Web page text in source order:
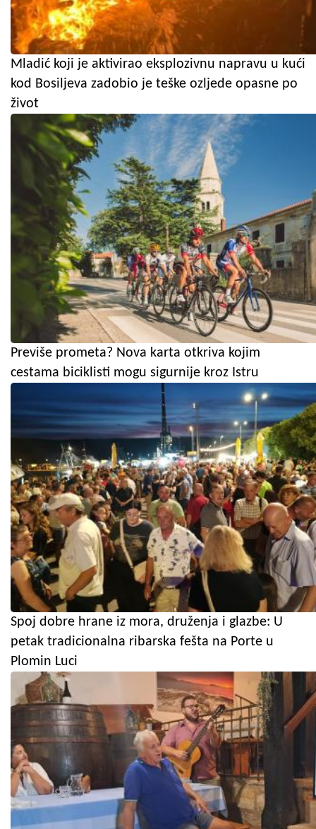
Mladić koji je aktivirao eksplozivnu napravu u kući
kod Bosiljeva zadobio je teške ozljede opasne po
život
Previše prometa? Nova karta otkriva kojim
cestama biciklisti mogu sigurnije kroz Istru
Spoj dobre hrane iz mora, druženja i glazbe: U
petak tradicionalna ribarska fešta na Porte u
Plomin Luci